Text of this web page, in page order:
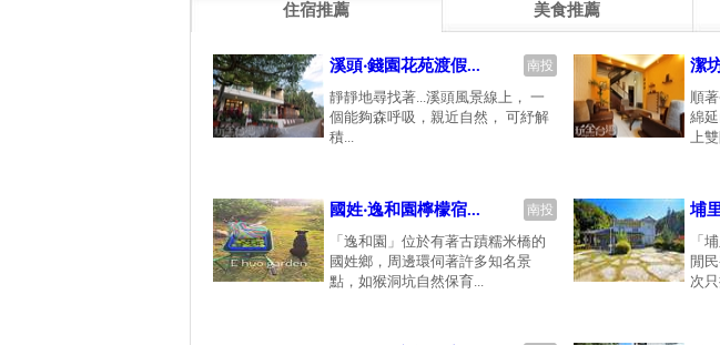
住宿推薦 美食推薦
南投
溪頭‧錢園花苑渡假...
靜靜地尋找著...溪頭風景線上， 一
個能夠森呼吸，親近自然， 可紓解
積...
潔
順
綿
上
南投
國姓‧逸和園檸檬宿...
「逸和園」位於有著古蹟糯米橋的
國姓鄉，周邊環伺著許多知名景
點，如猴洞坑自然保育...
埔
「
閒
次